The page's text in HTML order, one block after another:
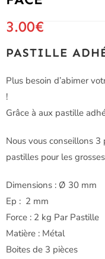
3.00€
PASTILLE
Plus besoin d’abimer
!
Grâce à aux pastille
Nous vous conseillons
pastilles pour les
Dimensions : Ø 30 mm
Ep : 2 mm
Force : 2 kg Par Pastille
Matière : Métal
Boites de 3 pièces